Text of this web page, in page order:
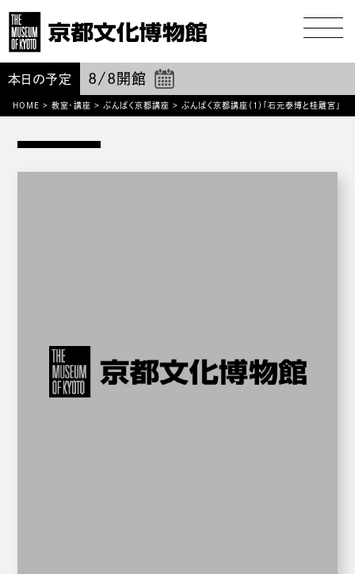
本日の予定 8/8 開館
HOME > 教室・講座 > ぶんぱく京都講座 > ぶんぱく京都講座（1）「石元泰博と桂離宮」